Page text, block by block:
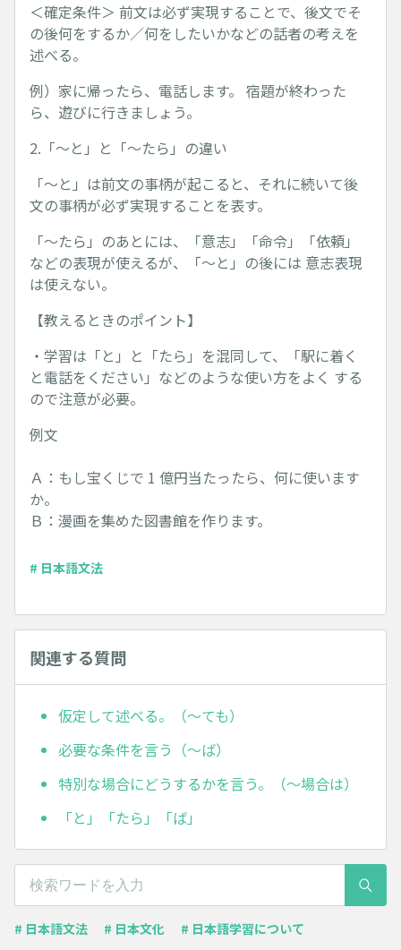
＜確定条件＞ 前文は必ず実現することで、後文でそ
の後何をするか／何をしたいかなどの話者の考えを
述べる。
例）家に帰ったら、電話します。 宿題が終わった
ら、遊びに行きましょう。
2.「～と」と「～たら」の違い
「～と」は前文の事柄が起こると、それに続いて後
文の事柄が必ず実現することを表す。
「～たら」のあとには、「意志」「命令」「依頼」
などの表現が使えるが、「～と」の後には 意志表現
は使えない。
【教えるときのポイント】
・学習は「と」と「たら」を混同して、「駅に着く
と電話をください」などのような使い方をよく する
ので注意が必要。
例文
Ａ：もし宝くじで 1 億円当たったら、何に使います
か。
Ｂ：漫画を集めた図書館を作ります。
# 日本語文法
関連する質問
仮定して述べる。（～ても）
必要な条件を言う（～ば）
特別な場合にどうするかを言う。（～場合は）
「と」「たら」「ば」
# 日本語文法 # 日本文化 # 日本語学習について